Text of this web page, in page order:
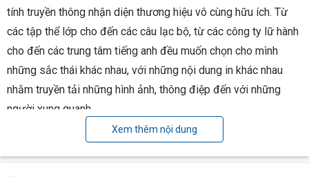
tính truyền thông nhận diện thương hiệu vô cùng hữu ích. Từ
các tập thể lớp cho đến các câu lạc bộ, từ các công ty lữ hành
cho đến các trung tâm tiếng anh đều muốn chọn cho mình
những sắc thái khác nhau, với những nội dung in khác nhau
nhằm truyền tải những hình ảnh, thông điệp đến với những
người xung quanh.
Xem thêm nội dung